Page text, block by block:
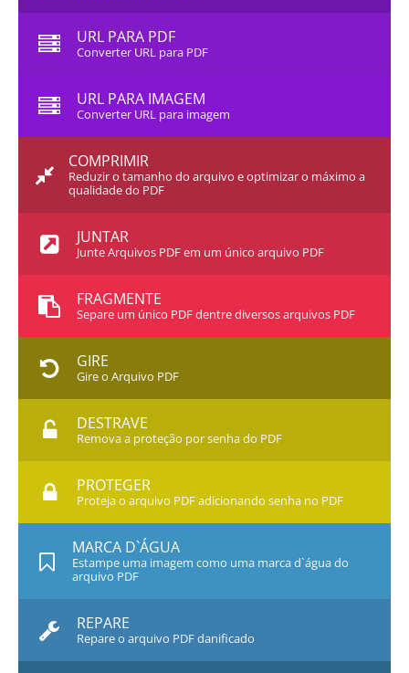
URL PARA PDF
Converter URL para PDF
URL PARA IMAGEM
Converter URL para imagem
COMPRIMIR
Reduzir o tamanho do arquivo e optimizar o máximo a
qualidade do PDF
JUNTAR
Junte Arquivos PDF em um único arquivo PDF
FRAGMENTE
Separe um único PDF dentre diversos arquivos PDF
GIRE
Gire o Arquivo PDF
DESTRAVE
Remova a proteção por senha do PDF
PROTEGER
Proteja o arquivo PDF adicionando senha no PDF
MARCA D`ÁGUA
Estampe uma imagem como uma marca d`água do
arquivo PDF
REPARE
Repare o arquivo PDF danificado